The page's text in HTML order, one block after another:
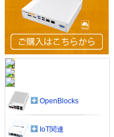
OpenBlocks
IoT関連